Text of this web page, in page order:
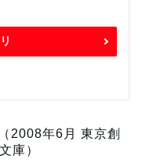
2008年6月 東京創
庫）